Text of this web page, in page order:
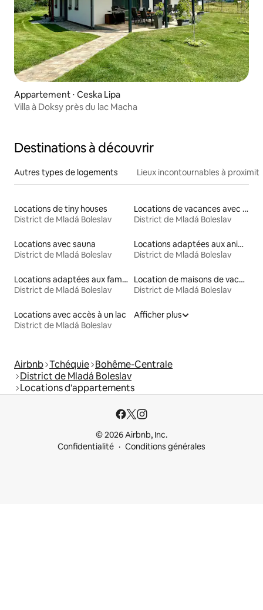
Appartement ⋅ Ceska Lipa
Villa à Doksy près du lac Macha
Destinations à découvrir
Autres types de logements Lieux incontournables à
Locations de tiny houses
District de Mladá Boleslav
Locations de vacances avec piscine
District de Mladá Boleslav
Locations avec sauna
District de Mladá Boleslav
Locations adaptées aux animaux
District de Mladá Boleslav
Locations adaptées aux familles
District de Mladá Boleslav
Location de maisons de vacances
District de Mladá Boleslav
Locations avec accès à un lac
District de Mladá Boleslav
Afficher plus
Airbnb Tchéquie Bohême-Centrale
District de Mladá Boleslav
Locations d'appartements
© 2026 Airbnb, Inc.
Confidentialité
Conditions générales